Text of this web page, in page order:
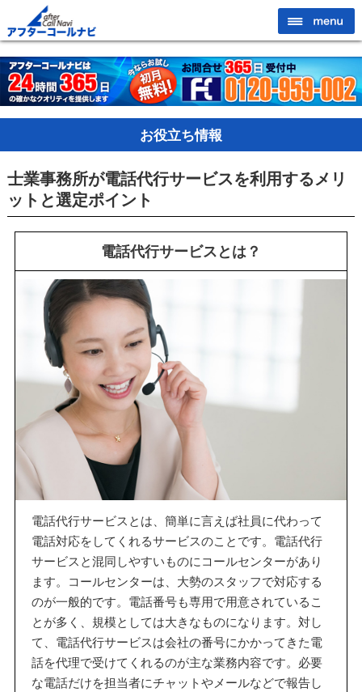
お役立ち情報
士業事務所が電話代行サービスを利用するメリ
ットと選定ポイント
電話代行サービスとは？
電話代行サービスとは、簡単に言えば社員に代わって
電話対応をしてくれるサービスのことです。電話代行
サービスと混同しやすいものにコールセンターがあり
ます。コールセンターは、大勢のスタッフで対応する
のが一般的です。電話番号も専用で用意されているこ
とが多く、規模としては大きなものになります。対し
て、電話代行サービスは会社の番号にかかってきた電
話を代理で受けてくれるのが主な業務内容です。必要
な電話だけを担当者にチャットやメールなどで報告し